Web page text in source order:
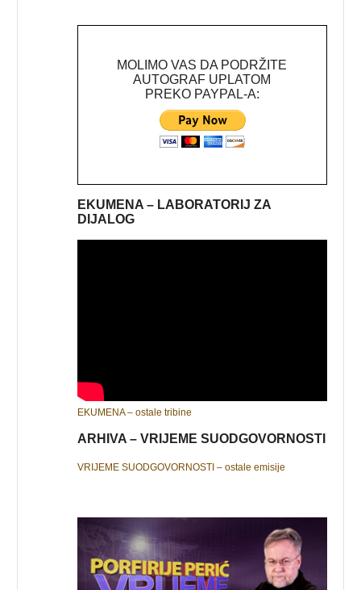
MOLIMO VAS DA PODRŽITE
AUTOGRAF UPLATOM
PREKO PAYPAL-A:
EKUMENA – LABORATORIJ ZA
DIJALOG
EKUMENA – ostale tribine
ARHIVA – VRIJEME SUODGOVORNOSTI
VRIJEME SUODGOVORNOSTI – ostale emisije